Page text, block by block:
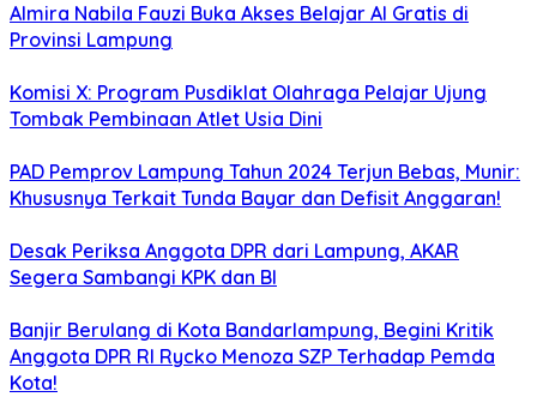
Almira Nabila Fauzi Buka Akses Belajar AI Gratis di
Provinsi Lampung
Komisi X: Program Pusdiklat Olahraga Pelajar Ujung
Tombak Pembinaan Atlet Usia Dini
PAD Pemprov Lampung Tahun 2024 Terjun Bebas, Munir:
Khususnya Terkait Tunda Bayar dan Defisit Anggaran!
Desak Periksa Anggota DPR dari Lampung, AKAR
Segera Sambangi KPK dan BI
Banjir Berulang di Kota Bandarlampung, Begini Kritik
Anggota DPR RI Rycko Menoza SZP Terhadap Pemda
Kota!